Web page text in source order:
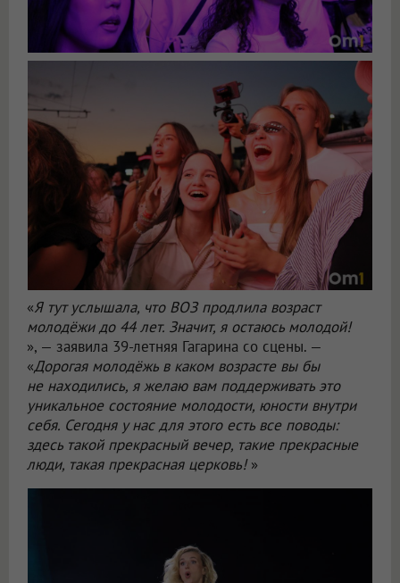
«Я тут услышала, что ВОЗ продлила возраст
молодёжи до 44 лет. Значит, я остаюсь молодой!
», — заявила 39-летняя Гагарина со сцены. —
«Дорогая молодёжь в каком возрасте вы бы
не находились, я желаю вам поддерживать это
уникальное состояние молодости, юности внутри
себя. Сегодня у нас для этого есть все поводы:
здесь такой прекрасный вечер, такие прекрасные
люди, такая прекрасная церковь!»